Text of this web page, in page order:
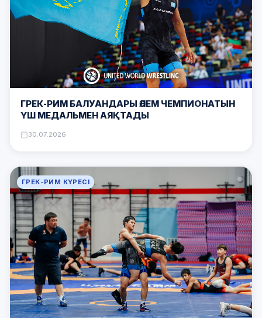
ГРЕК-РИМ БАЛУАНДАРЫ ӘЛЕМ ЧЕМПИОНАТЫН
ҮШ МЕДАЛЬМЕН АЯҚТАДЫ
30.07.2026
ГРЕК-РИМ КҮРЕСІ